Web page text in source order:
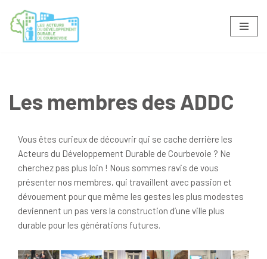
Aller
Les membres des ADDC
Vous êtes curieux de découvrir qui se cache derrière les
Acteurs du Développement Durable de Courbevoie ? Ne
cherchez pas plus loin ! Nous sommes ravis de vous
présenter nos membres, qui travaillent avec passion et
dévouement pour que même les gestes les plus modestes
deviennent un pas vers la construction d’une ville plus
durable pour les générations futures.